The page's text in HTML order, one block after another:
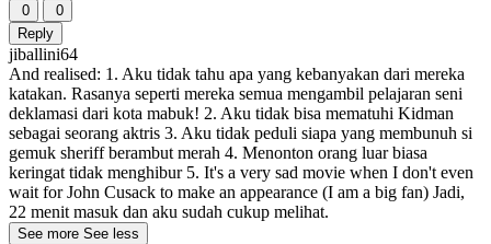
0
0
Reply
jiballini64
And realised: 1. Aku tidak tahu apa yang kebanyakan dari mereka
katakan. Rasanya seperti mereka semua mengambil pelajaran seni
deklamasi dari kota mabuk! 2. Aku tidak bisa mematuhi Kidman
sebagai seorang aktris 3. Aku tidak peduli siapa yang membunuh si
gemuk sheriff berambut merah 4. Menonton orang luar biasa
keringat tidak menghibur 5. It's a very sad movie when I don't even
wait for John Cusack to make an appearance (I am a big fan) Jadi,
22 menit masuk dan aku sudah cukup melihat.
See more See less